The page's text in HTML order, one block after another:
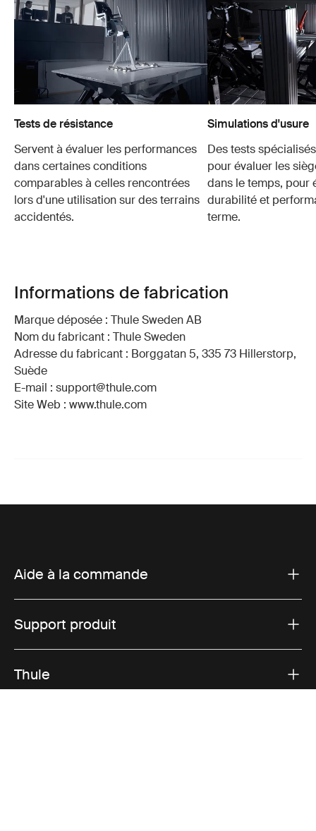
Tests de résistance
Servent à évaluer les performances
dans certaines conditions
comparables à celles rencontrées
lors d'une utilisation sur des terrains
accidentés.
Simulations d'usure
Des tests
pour évaluer les
dans le temps, pour
durabilité et
terme.
Informations de fabrication
Marque déposée : Thule Sweden AB
Nom du fabricant : Thule Sweden
Adresse du fabricant : Borggatan 5, 335 73 Hillerstorp,
Suède
E-mail : support@thule.com
Site Web : www.thule.com
Aide à la commande
Support produit
Thule